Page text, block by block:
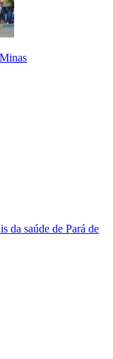
da saúde de Pará de